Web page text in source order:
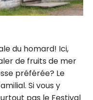
du homard! Ici,
de fruits de mer
préférée? Le
Si vous y